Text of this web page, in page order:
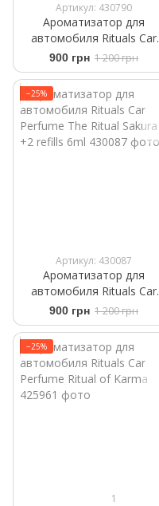
Артикул: 430790
Ароматизатор для
автомобиля Rituals ​Car
Perfume ​White Basil Private
Collection +2 Refills 6 g
900 грн 1 200 грн
−25%
Артикул: 430087
Ароматизатор для
автомобиля Rituals ​Car
Perfume The Ritual Sakura
+2 refills 6ml
900 грн 1 200 грн
−25%
1